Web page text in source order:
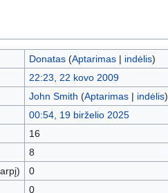
Donatas (Aptarimas| indėlis)
22:23, 22 kovo 2009
John Smith (Aptarimas| indėlis)
00:54, 19 birželio 2025
16
8
0
0